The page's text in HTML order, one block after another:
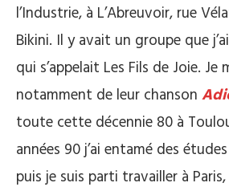
l’Industrie, à L’Abreuvoir, rue
Bikini. Il y avait un groupe que
qui s’appelait Les Fils de Joie. Je
notamment de leur chanson
toute cette décennie 80 à
années 90 j’ai entamé des
puis je suis parti travailler à